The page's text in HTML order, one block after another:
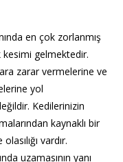
en çok zorlanmış
kesimi gelmektedir.
zarar vermelerine ve
yol
Kedilerinizin
kaynaklı bir
vardır.
uzamasının yanı